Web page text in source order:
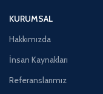
KURUMSAL
Hakkımızda
İnsan Kaynakları
Referanslarımız